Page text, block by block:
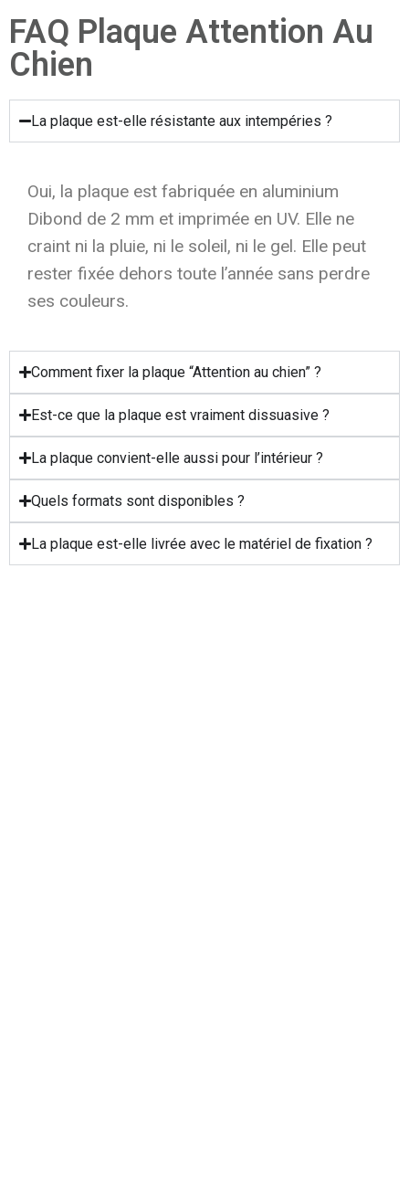
FAQ Plaque Attention Au
Chien
La plaque est-elle résistante aux intempéries ?
Oui, la plaque est fabriquée en aluminium
Dibond de 2 mm et imprimée en UV. Elle ne
craint ni la pluie, ni le soleil, ni le gel. Elle peut
rester fixée dehors toute l’année sans perdre
ses couleurs.
Comment fixer la plaque “Attention au chien” ?
Est-ce que la plaque est vraiment dissuasive ?
La plaque convient-elle aussi pour l’intérieur ?
Quels formats sont disponibles ?
La plaque est-elle livrée avec le matériel de fixation ?